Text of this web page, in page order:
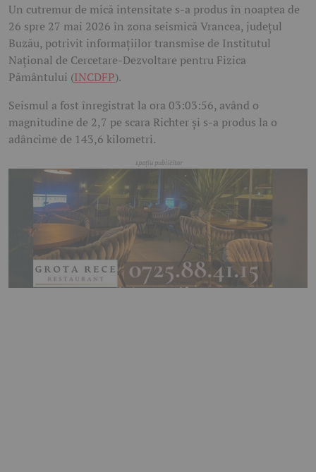
Un cutremur de mică intensitate s-a produs în noaptea de
26 spre 27 mai 2026 în zona seismică Vrancea, județul
Buzău, potrivit informațiilor transmise de Institutul
Național de Cercetare-Dezvoltare pentru Fizica
Pământului (INCDFP).
Seismul a fost înregistrat la ora 03:03:56, având o
magnitudine de 2,7 pe scara Richter și s-a produs la o
adâncime de 143,6 kilometri.